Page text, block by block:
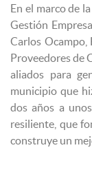
En el marco de
Gestión
Carlos
Proveedores de
aliados para
municipio que
dos años a
resiliente, que
construye un